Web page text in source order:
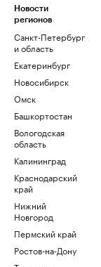
Новости
регионов
Санкт-Петербург
и область
Екатеринбург
Новосибирск
Омск
Башкортостан
Вологодская
область
Калининград
Краснодарский
край
Нижний
Новгород
Пермский край
Ростов-на-Дону